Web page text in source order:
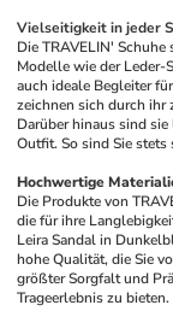
Vielseitigkeit in jeder
Die TRAVELIN'
Modelle wie der Leder-
auch ideale Begleiter
zeichnen sich durch ihr
Darüber hinaus sind
Outfit. So sind Sie
Hochwertige
Die Produkte von
die für ihre
Leira Sandal in
hohe Qualität, die Sie
größter Sorgfalt und
Trageerlebnis zu